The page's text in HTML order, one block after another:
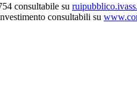
consultabile su
consultabili su